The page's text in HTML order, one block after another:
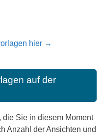
hier →
auf der
Sie in diesem Moment
Anzahl der Ansichten und